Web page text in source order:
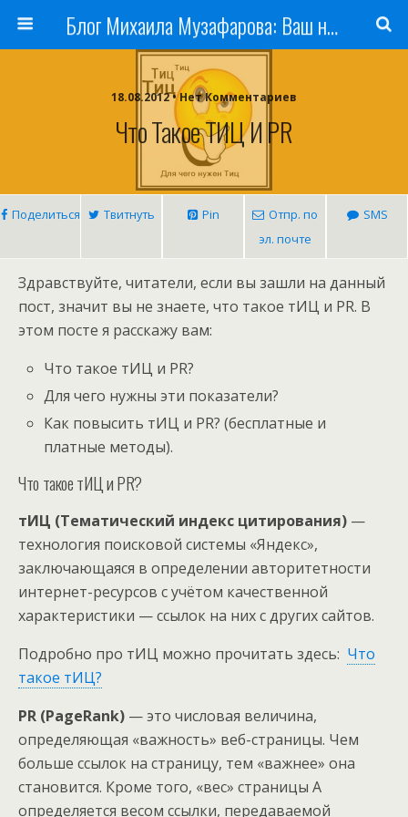
Блог Михаила Музафарова: Ваш наставник по заработку в Интернете
18.08.2012 • Нет Комментариев
Что Такое ТИЦ И PR
Поделиться Твитнуть Pin
Отпр. по
эл. почте
SMS
Здравствуйте, читатели, если вы зашли на данный
пост, значит вы не знаете, что такое тИЦ и PR. В
этом посте я расскажу вам:
Что такое тИЦ и PR?
Для чего нужны эти показатели?
Как повысить тИЦ и PR? (бесплатные и
платные методы).
Что такое тИЦ и PR?
тИЦ (Тематический индекс цитирования) —
технология поисковой системы «Яндекс»,
заключающаяся в определении авторитетности
интернет-ресурсов с учётом качественной
характеристики — ссылок на них с других сайтов.
Подробно про тИЦ можно прочитать здесь: Что
такое тИЦ?
PR (PageRank) — это числовая величина,
определяющая «важность» веб-страницы. Чем
больше ссылок на страницу, тем «важнее» она
становится. Кроме того, «вес» страницы А
определяется весом ссылки, передаваемой